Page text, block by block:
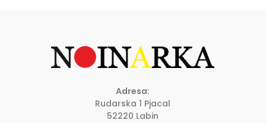
Adresa:
Rudarska 1 Pjacal
52220 Labin